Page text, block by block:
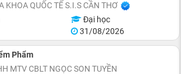
KHOA QUỐC TẾ S.I.S CẦN THƠ
Đại học
31/08/2026
Phẩm
MTV CBLT NGỌC SON TUYỀN